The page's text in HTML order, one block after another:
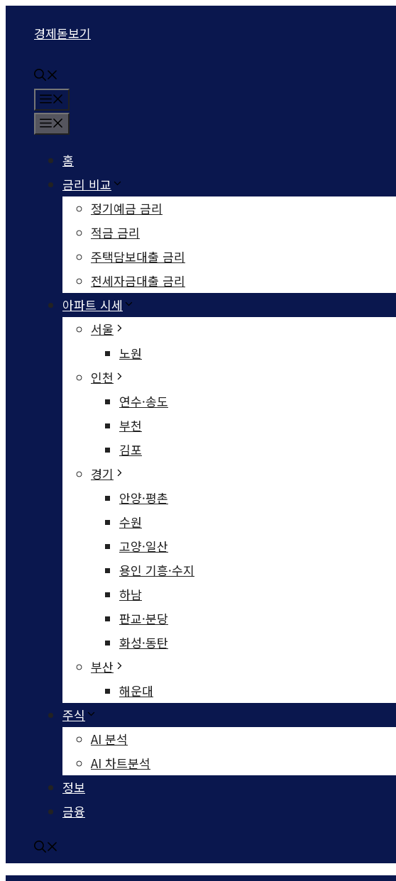
건너뛰기경제돋보기
홈
금리 비교
정기예금 금리
적금 금리
주택담보대출 금리
전세자금대출 금리
아파트 시세
서울
노원
인천
연수·송도
부천
김포
경기
안양·평촌
수원
고양·일산
용인 기흥·수지
하남
판교·분당
화성·동탄
부산
해운대
주식
AI 분석
AI 차트분석
정보
금융